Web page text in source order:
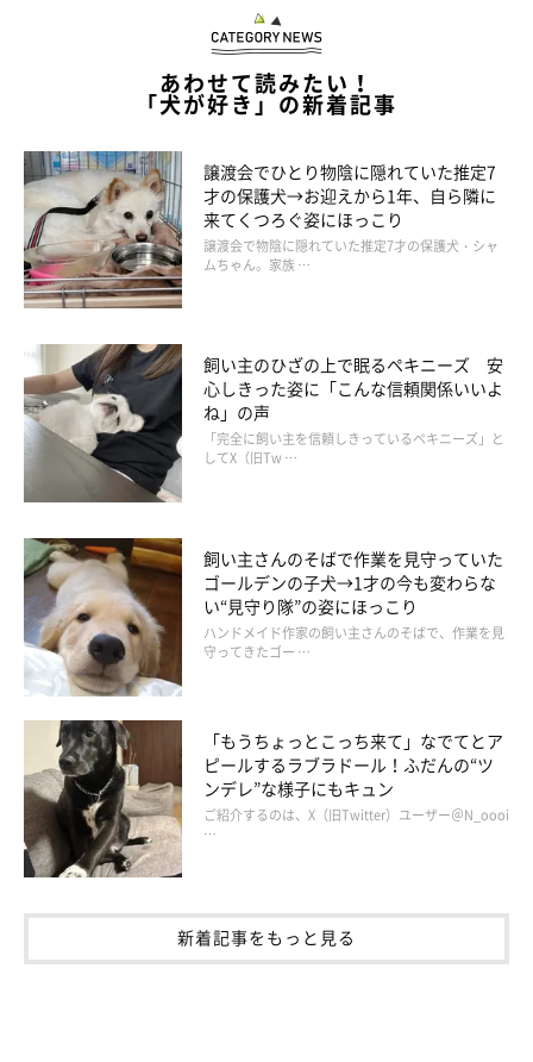
寂しがりやで甘えん坊な性格
「みぃるから見えない所にいて話をしたりしていると、構ってよ
ーここだよーと鳴いて教えてくれます」
その一方で、気が強い一面もあるそうで「怒られた後は絶対に反
撃してきます」と飼い主さんはいいます。
病気と向き合うみぃるくん
あわせて読みたい！
「犬が好き」の新着記事
譲渡会でひとり物陰に隠れていた推定7
才の保護犬→お迎えから1年、自ら隣に
来てくつろぐ姿にほっこり
譲渡会で物陰に隠れていた推定7才の保護犬・シャ
ムちゃん。家族 …
飼い主のひざの上で眠るペキニーズ 安
心しきった姿に「こんな信頼関係いいよ
ね」の声
「完全に飼い主を信頼しきっているペキニーズ」と
してX（旧Tw …
飼い主さんのそばで作業を見守っていた
ゴールデンの子犬→1才の今も変わらな
い“見守り隊”の姿にほっこり
ハンドメイド作家の飼い主さんのそばで、作業を見
守ってきたゴー …
「もうちょっとこっち来て」なでてとア
ピールするラブラドール！ふだんの“ツ
ンデレ”な様子にもキュン
ご紹介するのは、X（旧Twitter）ユーザー＠N_oooi
…
新着記事をもっと見る